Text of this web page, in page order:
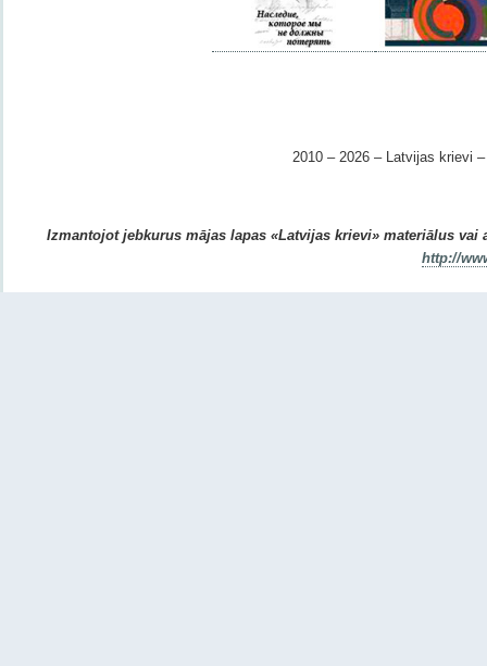
2010 – 2026 – Latvijas krievi –
Izmantojot jebkurus mājas lapas «Latvijas krievi» materiālus
http://